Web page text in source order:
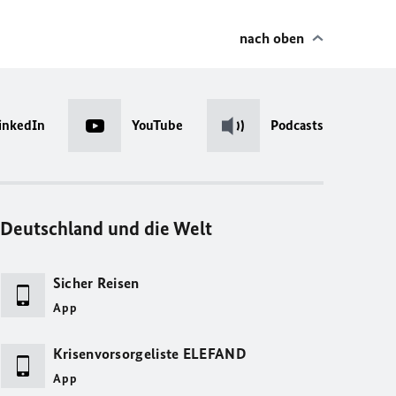
nach oben
YouTube Podcasts
Deutschland und die Welt
Sicher Reisen
App
Krisenvorsorgeliste ELEFAND
App